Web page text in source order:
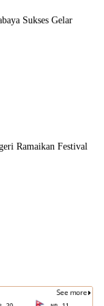
Sukses Gelar
Ramaikan Festival